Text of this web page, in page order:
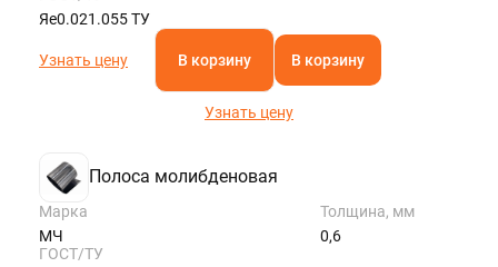
Яе0.021.055 ТУ
Узнать цену В корзину В корзину
Узнать цену
Полоса молибденовая
Марка
МЧ
Толщина, мм
0,6
ГОСТ/ТУ